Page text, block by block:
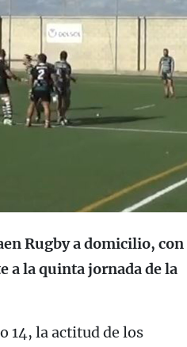
Rugby a domicilio, con
a la quinta jornada de la
14, la actitud de los